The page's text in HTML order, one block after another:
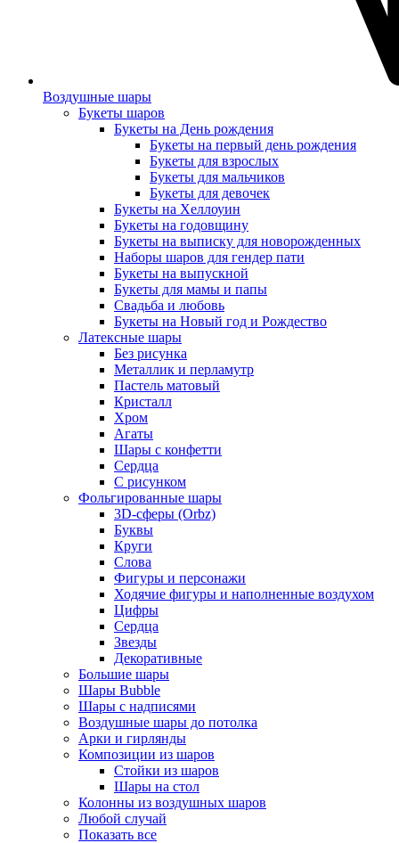
Воздушные шары
Букеты шаров
Букеты на День рождения
Букеты на первый день рождения
Букеты для взрослых
Букеты для мальчиков
Букеты для девочек
Букеты на Хеллоуин
Букеты на годовщину
Букеты на выписку для новорожденных
Наборы шаров для гендер пати
Букеты на выпускной
Букеты для мамы и папы
Свадьба и любовь
Букеты на Новый год и Рождество
Латексные шары
Без рисунка
Металлик и перламутр
Пастель матовый
Кристалл
Хром
Агаты
Шары с конфетти
Сердца
С рисунком
Фольгированные шары
3D-сферы (Orbz)
Буквы
Круги
Слова
Фигуры и персонажи
Ходячие фигуры и наполненные воздухом
Цифры
Сердца
Звезды
Декоративные
Большие шары
Шары Bubble
Шары с надписями
Воздушные шары до потолка
Арки и гирлянды
Композиции из шаров
Стойки из шаров
Шары на стол
Колонны из воздушных шаров
Любой случай
Показать все